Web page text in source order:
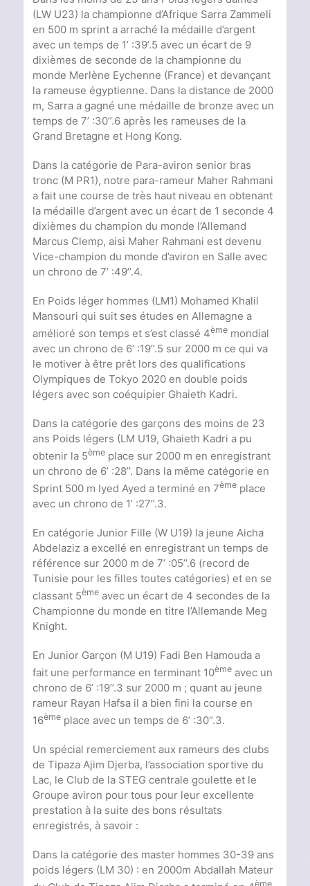
(LW U23) la championne d’Afrique Sarra Zammeli
en 500 m sprint a arraché la médaille d’argent
avec un temps de 1’ :39’.5 avec un écart de 9
dixièmes de seconde de la championne du
monde Merlène Eychenne (France) et devançant
la rameuse égyptienne. Dans la distance de 2000
m, Sarra a gagné une médaille de bronze avec un
temps de 7’ :30’’.6 après les rameuses de la
Grand Bretagne et Hong Kong.
Dans la catégorie de Para-aviron senior bras
tronc (M PR1), notre para-rameur Maher Rahmani
a fait une course de très haut niveau en obtenant
la médaille d’argent avec un écart de 1 seconde 4
dixièmes du champion du monde l’Allemand
Marcus Clemp, aisi Maher Rahmani est devenu
Vice-champion du monde d’aviron en Salle avec
un chrono de 7’ :49’’.4.
En Poids léger hommes (LM1) Mohamed Khalil
Mansouri qui suit ses études en Allemagne a
amélioré son temps et s’est classé 4ème mondial
avec un chrono de 6’ :19’’.5 sur 2000 m ce qui va
le motiver à être prêt lors des qualifications
Olympiques de Tokyo 2020 en double poids
légers avec son coéquipier Ghaieth Kadri.
Dans la catégorie des garçons des moins de 23
ans Poids légers (LM U19, Ghaieth Kadri a pu
obtenir la 5ème place sur 2000 m en enregistrant
un chrono de 6’ :28’’. Dans la même catégorie en
Sprint 500 m Iyed Ayed a terminé en 7ème place
avec un chrono de 1’ :27’’.3.
En catégorie Junior Fille (W U19) la jeune Aicha
Abdelaziz a excellé en enregistrant un temps de
référence sur 2000 m de 7’ :05’’.6 (record de
Tunisie pour les filles toutes catégories) et en se
classant 5ème avec un écart de 4 secondes de la
Championne du monde en titre l’Allemande Meg
Knight.
En Junior Garçon (M U19) Fadi Ben Hamouda a
fait une performance en terminant 10ème avec un
chrono de 6’ :19’’.3 sur 2000 m ; quant au jeune
rameur Rayan Hafsa il a bien fini la course en
16ème place avec un temps de 6’ :30’’.3.
Un spécial remerciement aux rameurs des clubs
de Tipaza Ajim Djerba, l’association sportive du
Lac, le Club de la STEG centrale goulette et le
Groupe aviron pour tous pour leur excellente
prestation à la suite des bons résultats
enregistrés, à savoir :
Dans la catégorie des master hommes 30-39 ans
poids légers (LM 30) : en 2000m Abdallah Mateur
ème